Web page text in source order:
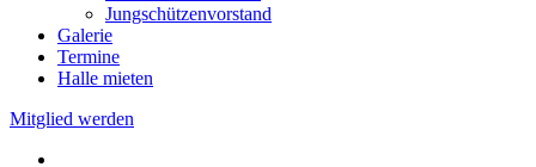
Jungschützenvorstand
Galerie
Termine
Halle mieten
Mitglied werden